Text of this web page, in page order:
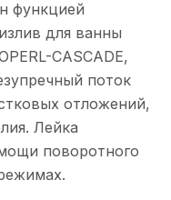
функцией
для ванны
CASCADE,
поток
отложений,
Лейка
поворотного